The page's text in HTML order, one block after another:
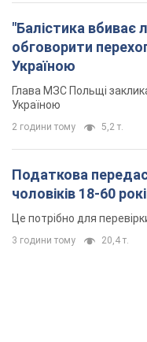
"Балістика вбиває
обговорити
Україною
Глава МЗС Польщі
Україною
2 години тому 5,2 т.
Податкова
чоловіків 18-60
Це потрібно для
3 години тому 20,4 т.